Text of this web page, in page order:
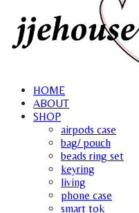
HOME
ABOUT
SHOP
airpods case
bag/ pouch
beads ring set
keyring
living
phone case
smart tok